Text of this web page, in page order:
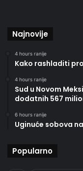
Najnovije
4 hours ranije
Kako rashladiti
4 hours ranije
Sud u Novom
dodatnih 567
6 hours ranije
Uginuće sobova
Popularno